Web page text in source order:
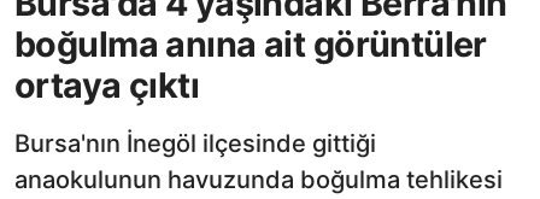
boğulma anına ait görüntüler
ortaya çıktı
Bursa'nın İnegöl ilçesinde gittiği
anaokulunun havuzunda boğulma tehlikesi